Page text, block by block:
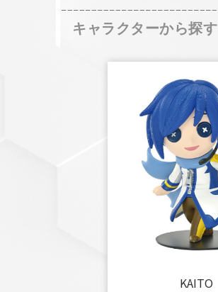
キャラクターから探す
KAITO